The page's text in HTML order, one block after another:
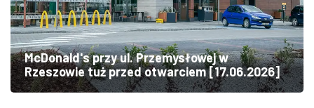
McDonald's przy ul. Przemysłowej w
Rzeszowie tuż przed otwarciem [17.06.2026]